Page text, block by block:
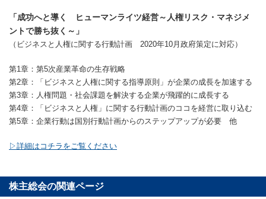
「成功へと導く ヒューマンライツ経営～人権リスク・マネジメ
ントで勝ち抜く～」
（ビジネスと人権に関する行動計画 2020年10月政府策定に対応）
第1章：第5次産業革命の生存戦略
第2章：「ビジネスと人権に関する指導原則」が企業の成長を加速する
第3章：人権問題・社会課題を解決する企業が飛躍的に成長する
第4章：「ビジネスと人権」に関する行動計画のココを経営に取り込む
第5章：企業行動は国別行動計画からのステップアップが必要 他
▷詳細はコチラをご覧ください
株主総会の関連ページ